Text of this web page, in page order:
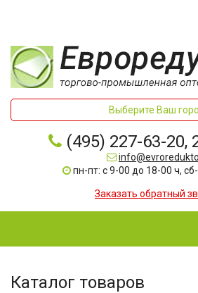
Выберите Ваш
(495) 227-63-20,
пн-пт: с 9-00 до 18-00 ч,
Заказать обратный
Каталог товаров